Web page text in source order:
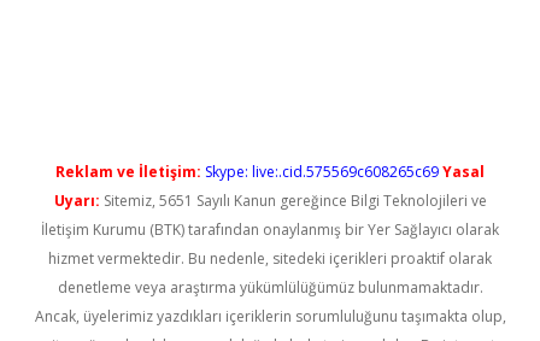
Reklam ve İletişim: Skype: live:.cid.575569c608265c69Yasal
Uyarı: Sitemiz, 5651 Sayılı Kanun gereğince Bilgi Teknolojileri ve
İletişim Kurumu (BTK) tarafından onaylanmış bir Yer Sağlayıcı olarak
hizmet vermektedir. Bu nedenle, sitedeki içerikleri proaktif olarak
denetleme veya araştırma yükümlülüğümüz bulunmamaktadır.
Ancak, üyelerimiz yazdıkları içeriklerin sorumluluğunu taşımakta olup,